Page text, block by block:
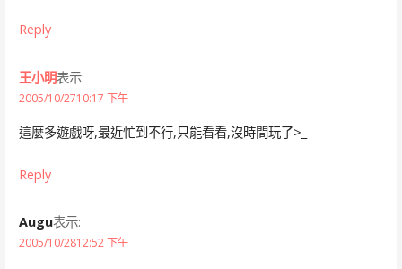
Reply
王小明表示:
2005/10/2710:17 下午
這麼多遊戲呀,最近忙到不行,只能看看,沒時間玩了>_
Reply
Augu表示:
2005/10/2812:52 下午